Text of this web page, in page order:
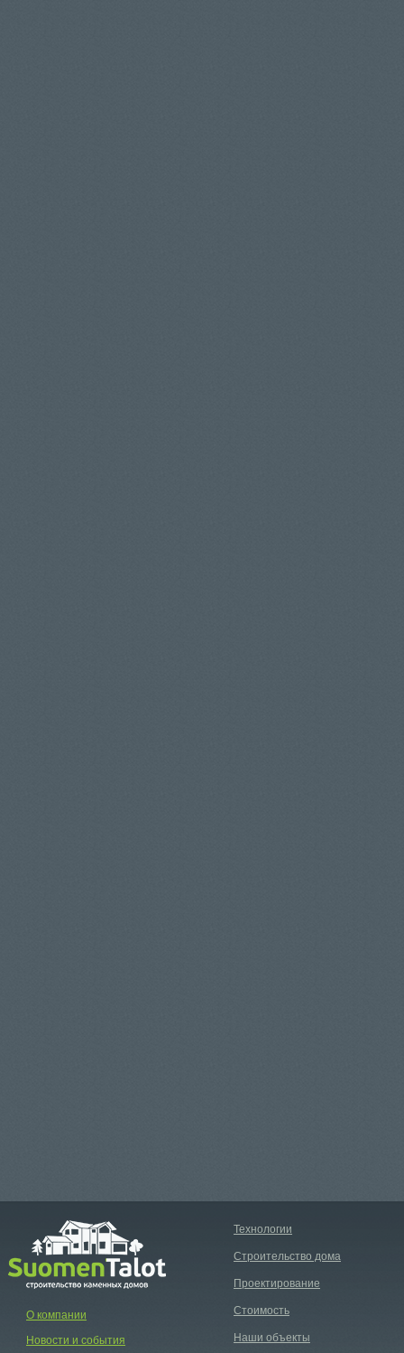
О компании
Новости и события
Технологии
Строительство дома
Проектирование
Стоимость
Наши объекты